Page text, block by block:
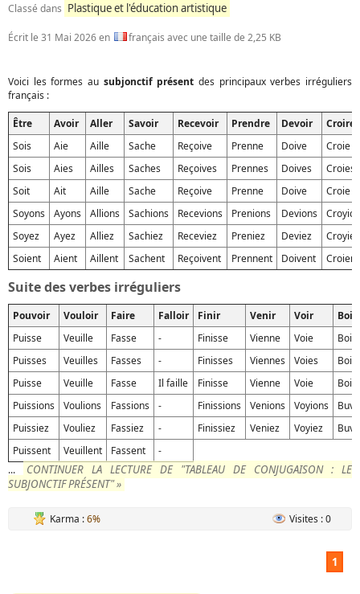
Classé dans Plastique et l'éducation artistique
Écrit le 31 Mai 2026en français avec une taille de 2,25 KB
Voici les formes au subjonctif présent des principaux verbes irréguliers
français :
Être Avoir Aller Savoir Recevoir Prendre Devoir
Croire
Sois
Aie Aille Sache Reçoive Prenne Doive
Croie
Sois
Aies Ailles Saches Reçoives Prennes Doives
Croies
Soit
Ait Aille Sache Reçoive Prenne Doive
Croie
Soyons
Ayons Allions Sachions Recevions Prenions Devions
Soyez
Ayez Alliez Sachiez Receviez Preniez Deviez
Croyiez
Soient
Aient Aillent Sachent Reçoivent Prennent Doivent Croient
Suite des verbes irréguliers
Pouvoir Vouloir Faire Falloir Finir Venir Voir
Puisse
Veuille Fasse - Finisse Vienne Voie
Puisses
Veuilles Fasses - Finisses Viennes Voies
Puisse
Veuille Fasse Il faille Finisse Vienne Voie
Puissions
Voulions Fassions - Finissions Venions Voyions
Puissiez
Vouliez Fassiez - Finissiez Veniez Voyiez
Puissent
Veuillent Fassent
-
...
CONTINUER LA LECTURE DE "TABLEAU DE CONJUGAISON : LE
SUBJONCTIF PRÉSENT" »
Karma :6% Visites : 0
1